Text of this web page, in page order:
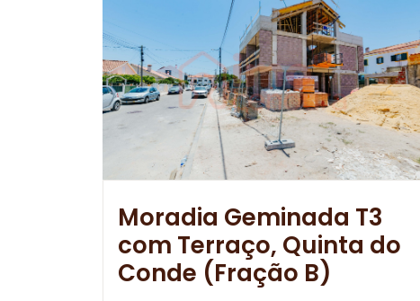
Moradia Geminada T3
com Terraço, Quinta do
Conde (Fração B)